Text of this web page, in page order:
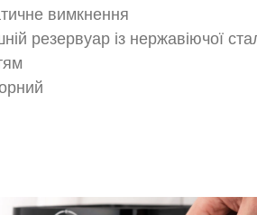
вимкнення
резервуар із нержавіючої